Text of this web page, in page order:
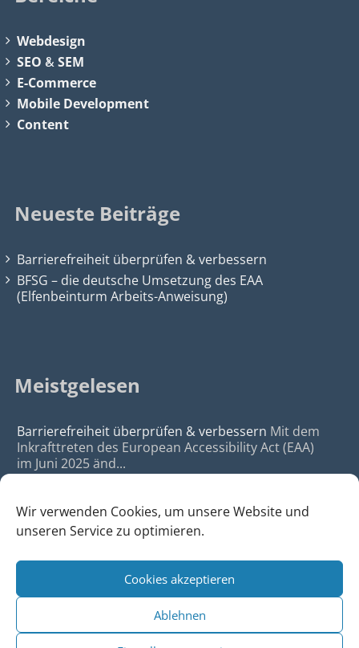
Wir verwenden Cookies, um unsere Website und
unseren Service zu optimieren.
Cookies akzeptieren
Ablehnen
Webdesign
SEO &SEM
E-Commerce
Mobile Development
Content
Neueste Beiträge
Barrierefreiheit überprüfen & verbessern
BFSG – die deutsche Umsetzung des EAA
(Elfenbeinturm Arbeits-Anweisung)
Meistgelesen
Barrierefreiheit überprüfen & verbessern Mit dem
Inkrafttreten des European Accessibility Act (EAA)
im Juni 2025 änd...
da Agency - Webagentur für Webdesign & SEO, Köln
•Webdesign Köln|SEO Köln|Sitemap|Impressum